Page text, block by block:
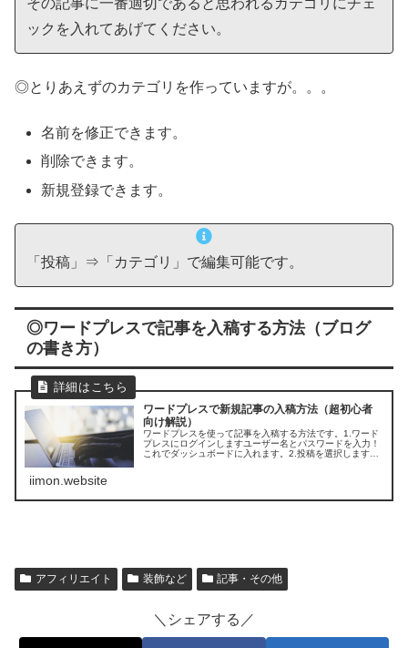
その記事に一番適切であると思われるカテゴリにチェ
ックを入れてあげてください。
◎とりあえずのカテゴリを作っていますが。。。
名前を修正できます。
削除できます。
新規登録できます。
「投稿」⇒「カテゴリ」で編集可能です。
◎ワードプレスで記事を入稿する方法（ブログ
の書き方）
ワードプレスで新規記事の入稿方法（超初心者
向け解説）
ワードプレスを使って記事を入稿する方法です。1.ワード
プレスにログインしますユーザー名とパスワードを入力！
これでダッシュボードに入れます。2.投稿を選択します
iimon.website
アフィリエイト 装飾など 記事・その他
＼シェアする／